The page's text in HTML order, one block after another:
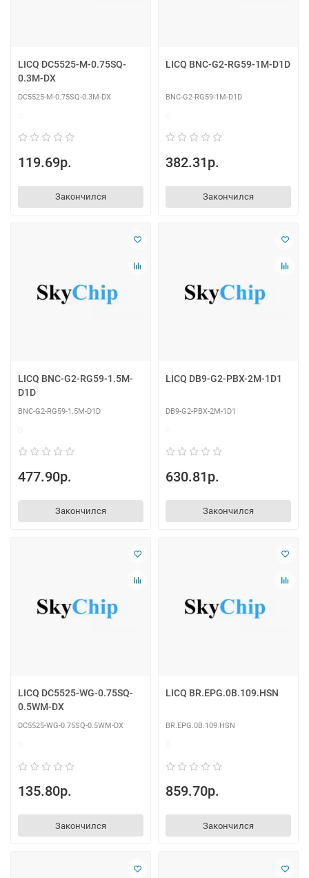
LICQ DC5525-M-0.75SQ-
0.3M-DX
DC5525-M-0.75SQ-0.3M-DX
119.69р.
Закончился
LICQ BNC-G2-RG59-1M-D1D
BNC-G2-RG59-1M-D1D
382.31р.
Закончился
LICQ BNC-G2-RG59-1.5M-
D1D
BNC-G2-RG59-1.5M-D1D
477.90р.
Закончился
LICQ DB9-G2-PBX-2M-1D1
DB9-G2-PBX-2M-1D1
630.81р.
Закончился
LICQ DC5525-WG-0.75SQ-
0.5WM-DX
DC5525-WG-0.75SQ-0.5WM-DX
135.80р.
Закончился
LICQ BR.EPG.0B.109.HSN
BR.EPG.0B.109.HSN
859.70р.
Закончился